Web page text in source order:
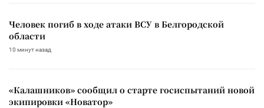
Человек погиб в ходе атаки ВСУ в Белгородской
области
10 минут назад
«Калашников» сообщил о старте госиспытаний новой
экипировки «Новатор»